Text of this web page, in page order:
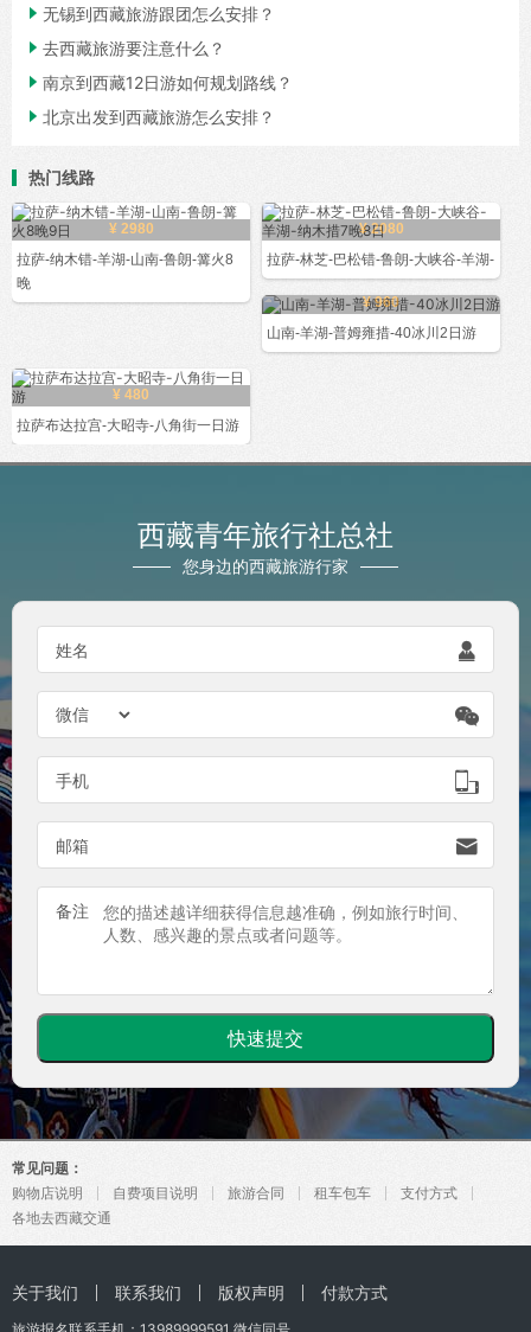
 无锡到西藏旅游跟团怎么安排？
 去西藏旅游要注意什么？
 南京到西藏12日游如何规划路线？
 北京出发到西藏旅游怎么安排？
热门线路
¥ 2980
拉萨-纳木错-羊湖-山南-鲁朗-篝火8
晚
¥ 2080
拉萨-林芝-巴松错-鲁朗-大峡谷-羊湖-
¥ 960
山南-羊湖-普姆雍措-40冰川2日游
¥ 480
拉萨布达拉宫-大昭寺-八角街一日游
西藏青年旅行社总社
您身边的西藏旅游行家
姓名 

手机 
邮箱 
备注
常见问题：
购物店说明
自费项目说明 旅游合同 租车包车
支付方式
各地去西藏交通
关于我们 联系我们 版权声明 付款方式